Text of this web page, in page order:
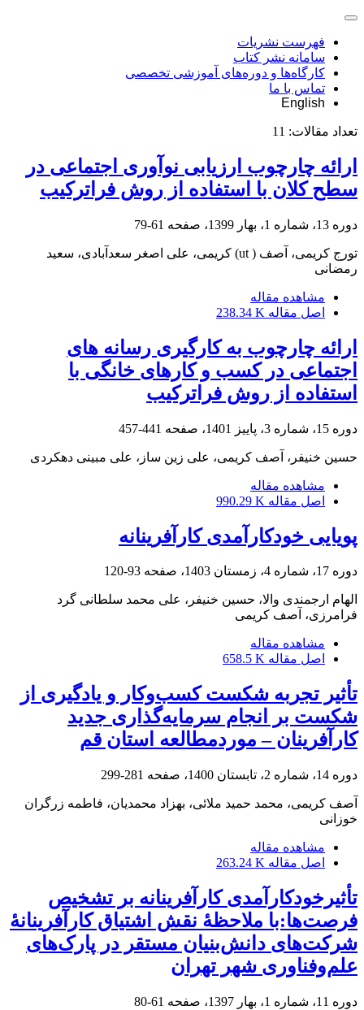
فهرست نشریات
سامانه نشر کتاب
کارگاه‌ها و دوره‌های آموزشی تخصصی
تماس با ما
English
تعداد مقالات: 11
ارائه چارچوب ارزیابی نوآوری اجتماعی در
سطح کلان با استفاده از روش فراترکیب
دوره 13، شماره 1، بهار 1399، صفحه 61-79
تورج کریمی، آصف ( ut) کریمی، علی اصغر سعدآبادی، سعید
رمضانی
مشاهده مقاله
اصل مقاله 238.34 K
ارائه چارچوب به کارگیری رسانه های
اجتماعی در کسب و کارهای خانگی با
استفاده از روش فراترکیب
دوره 15، شماره 3، پاییز 1401، صفحه 441-457
حسین خنیفر، آصف کریمی، علی زین ساز، علی مبینی دهکردی
مشاهده مقاله
اصل مقاله 990.29 K
پویایی خودکارآمدی کارآفرینانه
دوره 17، شماره 4، زمستان 1403، صفحه 93-120
الهام ارجمندی والا، حسین خنیفر، علی محمد سلطانی گرد
فرامرزی، آصف کریمی
مشاهده مقاله
اصل مقاله 658.5 K
تأثیر تجربه شکست کسب‌وکار و یادگیری از
شکست بر انجام سرمایه‌گذاری جدید
کارآفرینان – موردمطالعه استان قم
دوره 14، شماره 2، تابستان 1400، صفحه 281-299
آصف کریمی، محمد حمید ملائی، بهزاد محمدیان، فاطمه زرگران
خوزانی
مشاهده مقاله
اصل مقاله 263.24 K
تأثیرخودکارآمدی کارآفرینانه بر تشخیص
فرصت‌ها:با ملاحظۀ نقش اشتیاق کارآفرینانۀ
شرکت‌های دانش‌بنیان مستقر در پارک‌های
علم‌وفناوری شهر تهران
دوره 11، شماره 1، بهار 1397، صفحه 61-80